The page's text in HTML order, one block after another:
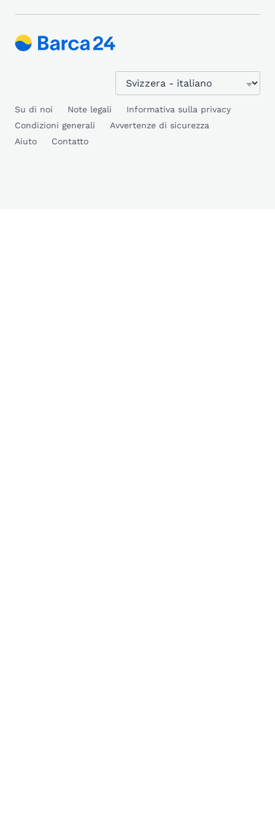
Su di noi Note legali
Informativa sulla privacy
Condizioni generali
Avvertenze di sicurezza
Aiuto
Contatto